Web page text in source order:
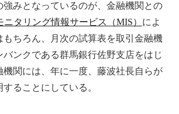
みとなっているのが、金融機関との
ニタリング情報サービス（MIS） によ
もちろん、月次の試算表を取引金融機
バンクである群馬銀行佐野支店をはじ
機関には、年に一度、藤波社長自らが
ることにしている。